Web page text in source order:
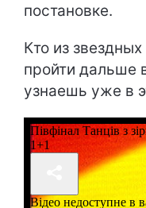
постановке.
Кто из
пройти дальше
узнаешь уже в